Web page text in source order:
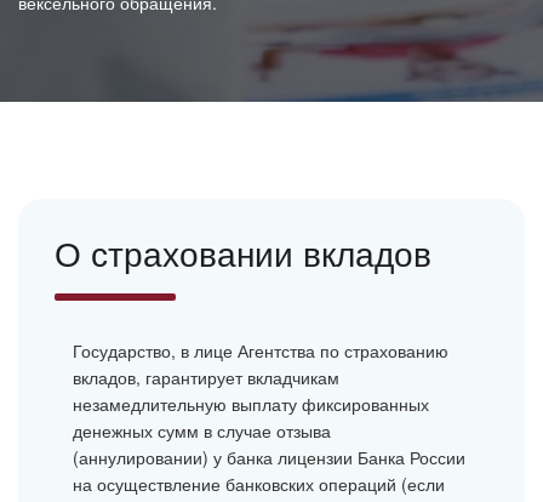
О страховании вкладов
Государство, в лице Агентства по страхованию
вкладов, гарантирует вкладчикам
незамедлительную выплату фиксированных
денежных сумм в случае отзыва
(аннулировании) у банка лицензии Банка России
на осуществление банковских операций (если